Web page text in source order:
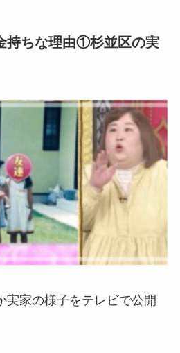
持ちな理由①杉並区の実
実家の様子をテレビで公開